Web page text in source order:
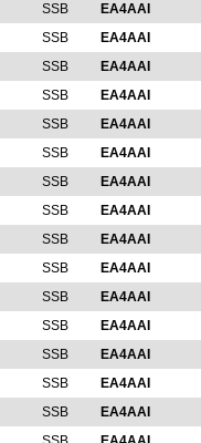
SSB EA4AAI
SSB EA4AAI
SSB EA4AAI
SSB EA4AAI
SSB EA4AAI
SSB EA4AAI
SSB EA4AAI
SSB EA4AAI
SSB EA4AAI
SSB EA4AAI
SSB EA4AAI
SSB EA4AAI
SSB EA4AAI
SSB EA4AAI
SSB EA4AAI